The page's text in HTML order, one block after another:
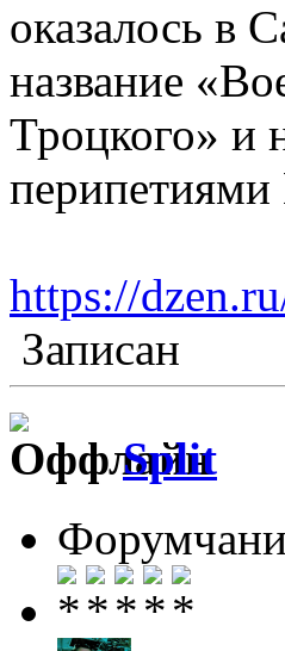
оказалось в
название
Троцкого» и
https://
Записан
Split